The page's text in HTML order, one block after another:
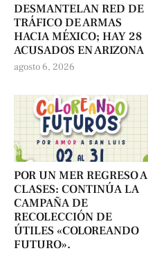
DESMANTELAN RED DE
TRÁFICO DE ARMAS
HACIA MÉXICO; HAY 28
ACUSADOS EN ARIZONA
agosto 6, 2026
POR UN MER REGRESO A
CLASES: CONTINÚA LA
CAMPAÑA DE
RECOLECCIÓN DE
ÚTILES «COLOREANDO
FUTURO».